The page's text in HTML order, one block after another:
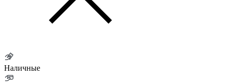
Наличные